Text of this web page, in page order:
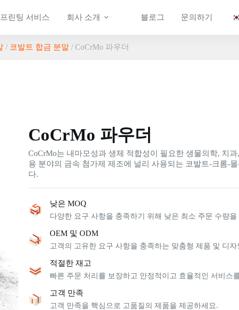
린팅 서비스 회사 소개 블로그 문의하기
/ 코발트 합금 분말/ CoCrMo 파우더
CoCrMo 파우더
CoCrMo는 내마모성과 생체 적합성이 필요한 생물의학, 치
용 분야의 금속 첨가제 제조에 널리 사용되는 코발트-크롬-
다.
낮은 MOQ
다양한 요구 사항을 충족하기 위해 낮은 최소 주문 수량을
OEM 및 ODM
고객의 고유한 요구 사항을 충족하는 맞춤형 제품 및 디
적절한 재고
빠른 주문 처리를 보장하고 안정적이고 효율적인 서비스
고객 만족
고객 만족을 핵심으로 고품질의 제품을 제공하세요.